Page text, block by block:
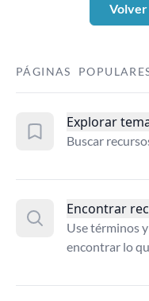
Volver
PÁGINAS
Explorar
Buscar
Encontrar
Use términos
encontrar lo